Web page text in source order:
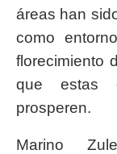
áreas han
como
florecimiento
que estas
prosperen.
Marino